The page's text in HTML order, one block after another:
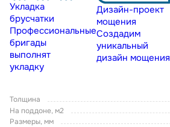
Укладка
брусчатки
Профессиональные
бригады
выполнят
укладку
Дизайн-проект
мощения
Создадим
уникальный
дизайн мощения
Толщина
На поддоне, м2
Размеры, мм